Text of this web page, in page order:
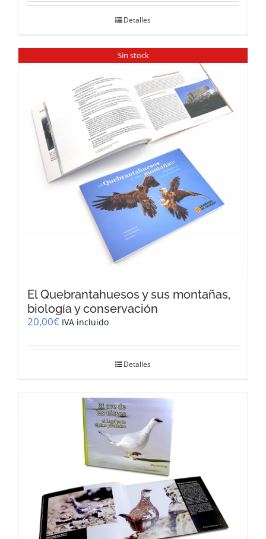
Detalles
Sin stock
El Quebrantahuesos y sus montañas,
biología y conservación
20,00€ IVA incluido
Detalles